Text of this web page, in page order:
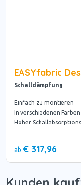
EASYfabric
Schalldämpfung
Einfach zu montieren
In verschiedenen
Hoher
ab € 317,96
Kunden